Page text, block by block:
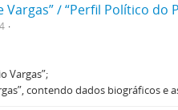
/ “Perfil Político do
Vargas”;
contendo dados biográficos